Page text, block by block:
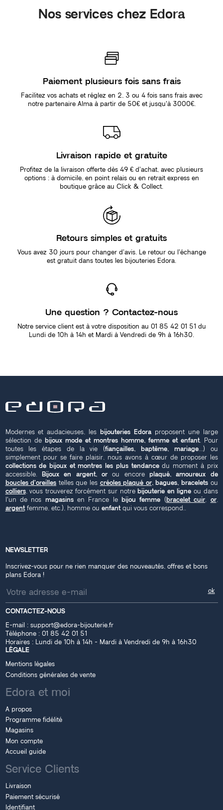
Nos services chez Edora
Paiement plusieurs fois sans frais
Facilitez vos achats et réglez en 2, 3 ou 4 fois sans frais avec
notre partenaire Alma à partir de 50€ et jusqu'à 3000€.
Livraison rapide et gratuite
Profitez de la livraison offerte dès 49 € d’achat, avec plusieurs
options : à domicile, en point relais ou en retrait express en
boutique grâce au Click & Collect.
Retours simples et gratuits
Vous avez 30 jours pour changer d’avis. Le retour ou l’échange
est gratuit dans toutes les bijouteries Edora.
Une question ? Contactez-nous
Notre service client est à votre disposition au 01 85 42 01 51 du
Lundi de 10h à 14h et Mardi à Vendredi de 9h à 16h30.
Modernes et audacieuses, les bijouteries Edoraproposent une large
sélection de bijoux mode et montres homme, femme et enfant. Pour
toutes les étapes de la vie (fiançailles, baptême, mariage...) ou
simplement pour se faire plaisir, nous avons à cœur de proposer les
collections de bijoux et montres les plus tendancedu moment à prix
accessible. Bijoux en argent, orou encore plaqué, amoureux de
boucles d'oreilles telles que les créoles plaqué or, bagues, braceletsou
colliers, vous trouverez forcément sur notrebijouterie en ligne ou dans
l'un de nos magasinsen France lebijou femme (bracelet cuir or,
argentfemme, etc.), homme ou enfantqui vous correspond..
NEWSLETTER
Inscrivez-vous pour ne rien manquer des nouveautés, offres et bons
plans Edora !
CONTACTEZ-NOUS
E-mail : support@edora-bijouterie.fr
Téléphone : 01 85 42 01 51
Horaires : Lundi de 10h à 14h - Mardi à Vendredi de 9h à 16h30
LÉGALE
Mentions légales
Conditions générales de vente
Edora et moi
A propos
Programme fidélité
Magasins
Mon compte
Accueil guide
Service Clients
Livraison
Paiement sécurisé
Identifiant